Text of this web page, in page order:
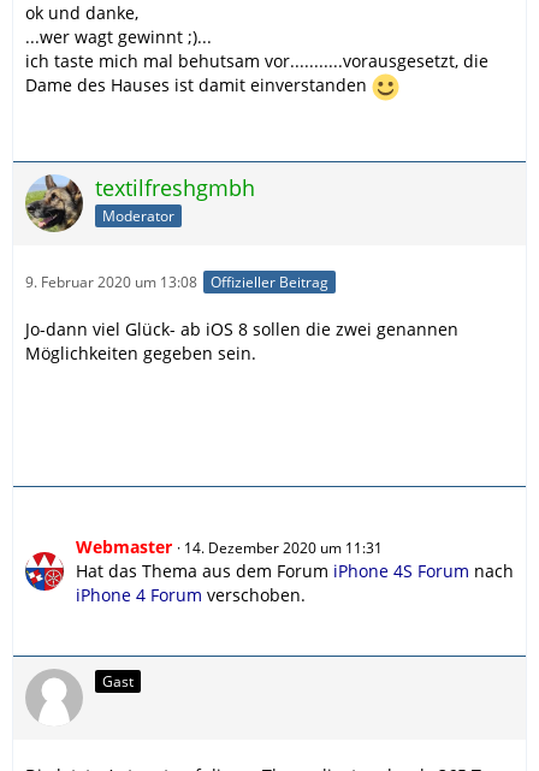
ok und danke,
...wer wagt gewinnt ;)...
ich taste mich mal behutsam vor...........vorausgesetzt, die
Dame des Hauses ist damit einverstanden
textilfreshgmbh
Moderator
9. Februar 2020 um 13:08 Offizieller Beitrag
Jo-dann viel Glück- ab iOS 8 sollen die zwei genannen
Möglichkeiten gegeben sein.
Webmaster 14. Dezember 2020 um 11:31
Hat das Thema aus dem Forum iPhone 4S Forum nach
iPhone 4 Forum verschoben.
Gast